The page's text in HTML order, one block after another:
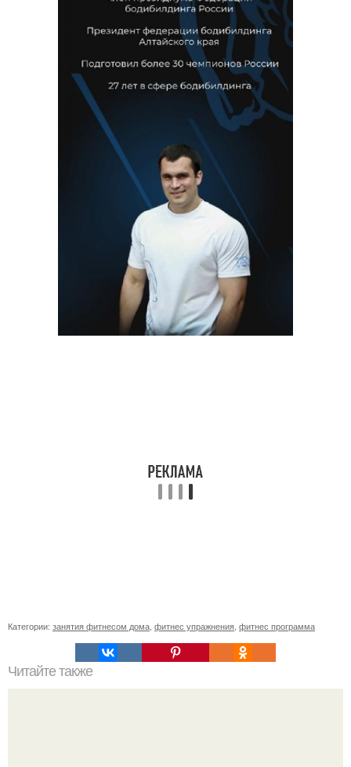
Категории: занятия фитнесом дома фитнес упражнения фитнес программа
Читайте также